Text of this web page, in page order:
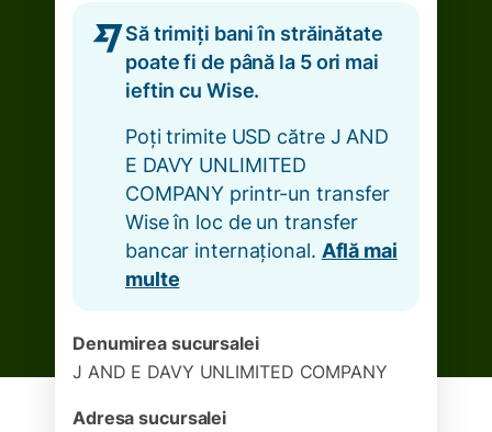
Să trimiți bani în străinătate
poate fi de până la 5 ori mai
ieftin cu Wise.
Poți trimite USD către J AND
E DAVY UNLIMITED
COMPANY printr-un transfer
Wise în loc de un transfer
bancar internațional. Află mai
multe
Denumirea sucursalei
J AND E DAVY UNLIMITED COMPANY
Adresa sucursalei